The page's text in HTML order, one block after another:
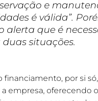
e
é válida”.
alerta que é
situações.
financiamento, por si
empresa, oferecendo